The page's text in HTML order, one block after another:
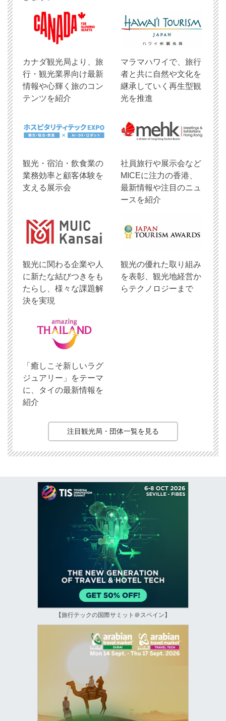
​カナダ観光局より、旅
行・観光業界向け最新
情報や心輝く旅のコン
テンツを紹介
マラマハワイで、旅行
者と共に自然や文化を
継承していく再生型観
光を推進
観光・宿泊・飲食業の
業務効率と顧客体験を
支える展示会
社員旅行や展示会など
MICEに注力の香港、
最新情報や注目のニュ
ースを紹介
観光に関わる企業や人
に新たな結びつきをも
たらし、様々な課題解
決を実現
観光の優れた取り組み
を表彰、観光地経営か
らテクノロジーまで
「癒しこそ新しいラグ
ジュアリー」をテーマ
に、タイの最新情報を
紹介
注目観光局・団体一覧を見る
【旅行テックの国際サミット＠スペイン】